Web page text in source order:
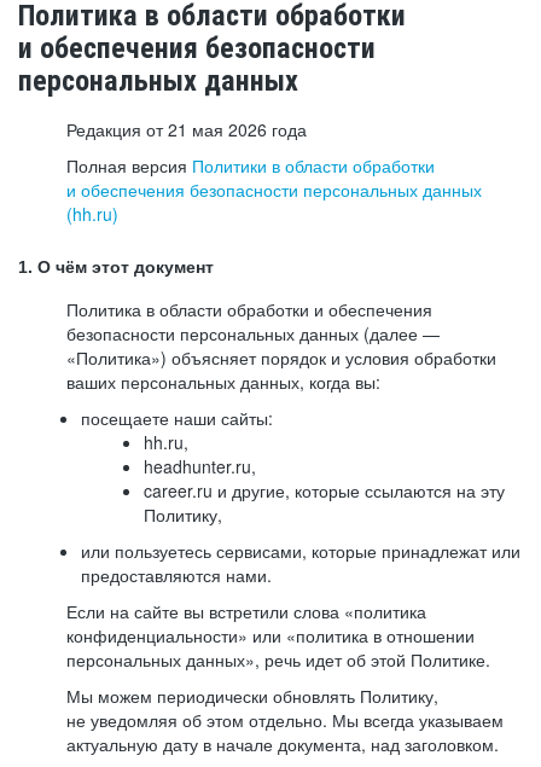
Политика в области обработки
и обеспечения безопасности
персональных данных
Редакция от 21 мая 2026 года
Полная версия Политики в области обработки
и обеспечения безопасности персональных данных
(hh.ru)
1. О чём этот документ
Политика в области обработки и обеспечения
безопасности персональных данных (далее —
«Политика») объясняет порядок и условия обработки
ваших персональных данных, когда вы:
посещаете наши сайты:
hh.ru,
headhunter.ru,
career.ru и другие, которые ссылаются на эту
Политику,
или пользуетесь сервисами, которые принадлежат или
предоставляются нами.
Если на сайте вы встретили слова «политика
конфиденциальности» или «политика в отношении
персональных данных», речь идет об этой Политике.
Мы можем периодически обновлять Политику,
не уведомляя об этом отдельно. Мы всегда указываем
актуальную дату в начале документа, над заголовком.